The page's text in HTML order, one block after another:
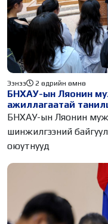
БНХАУ-ын Ляонин
ажиллагаатай
Ээнээ 2 өдрийн өмнө
БНХАУ-ын Ляонин
шинжилгээний
оюутнууд